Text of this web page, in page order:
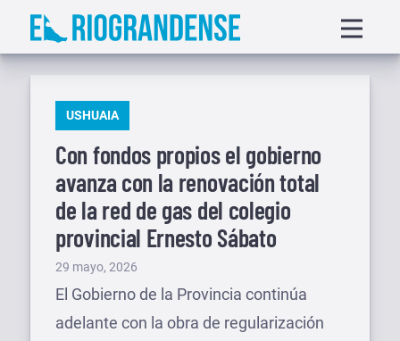
Saltar
menu
PUBLICADO
USHUAIA
Con fondos propios el gobierno
avanza con la renovación total
de la red de gas del colegio
provincial Ernesto Sábato
Publicado
el
29 mayo, 2026
El Gobierno de la Provincia continúa
adelante con la obra de regularización